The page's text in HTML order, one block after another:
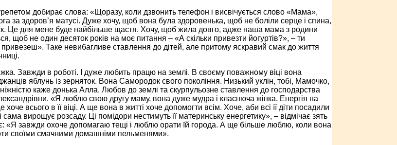
добирає слова: «Щоразу, коли дзвонить телефон і висвічується слово «Мама»,
за здоров’я матусі. Дуже хочу, щоб вона була здоровенька, щоб не боліли серце і спина,
Це для мене буде найбільше щастя. Хочу, щоб жила довго, адже наша мама з родини
щоб не один десяток років на моє питання – «А скільки привезти йогуртів?», – ти
привезеш». Таке невибагливе ставлення до дітей, але притому яскравий смак до життя
Завжди в роботі. І дуже любить працю на землі. В своєму поважному віці вона
яблунь із зерняток. Вона Самородок свого покоління. Низький уклін, тобі, Мамочко,
каже донька Алла. Любов до землі та скурпульозне ставлення до господарства
«Я люблю свою другу маму, вона дуже мудра і класнюча жінка. Енергія на
хоче всього в її віці. А ще вона в житті хоче допомогти всім. Хоче, аби всі її діти посадили
сама вирощує розсаду. Ці помідори нестимуть її материнську енергетику», – відмічає зять
«Я завжди охоче допомагаю тещі і люблю орати їй города. А ще більше люблю, коли вона
своїми смачними домашніми пельменями».